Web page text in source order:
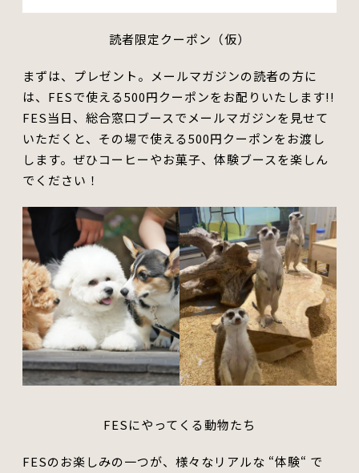
読者限定クーポン（仮）
まずは、プレゼント。
メールマガジンの読者の方に
は、FESで使える500円クーポンをお配りいたします!!
FES当日、総合窓口ブースでメールマガジンを見せて
いただくと、その場で使える500円クーポンをお渡し
します。ぜひコーヒーやお菓子、体験ブースを楽しん
でください！
FESにやってくる動物たち
FESのお楽しみの一つが、様々なリアルな “体験“ で